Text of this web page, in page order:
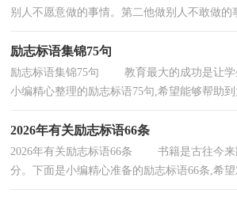
别人不愿意做的事情。第二他做别人不敢做的
励志标语集锦75句
励志标语集锦75句 教育最大的成功是让学
小编精心整理的励志标语75句,希望能够帮助
2026年有关励志标语66条
2026年有关励志标语66条 书籍是古往今来
分。下面是小编精心准备的励志标语66条,希望